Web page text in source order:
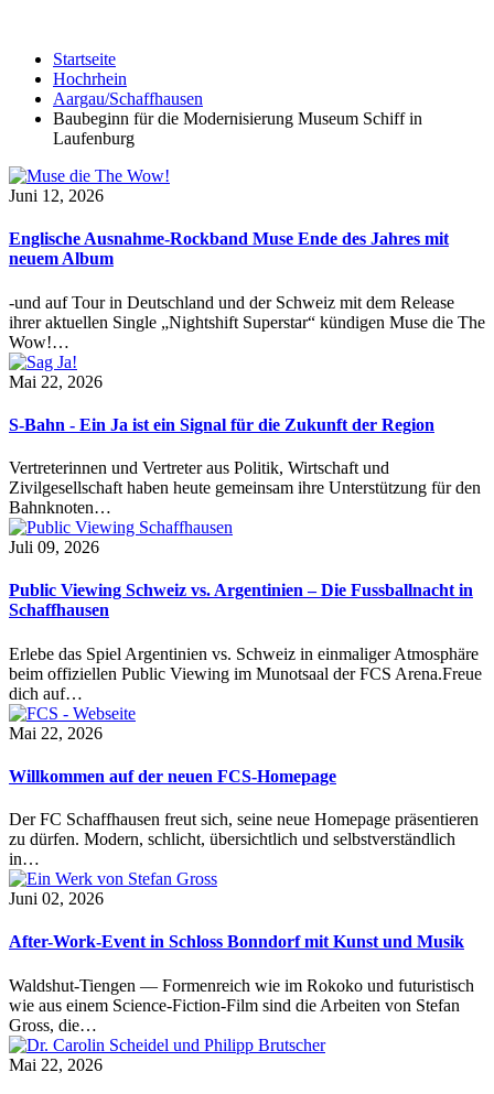
Startseite
Hochrhein
Aargau/Schaffhausen
Baubeginn für die Modernisierung Museum Schiff in
Laufenburg
Juni 12, 2026
Englische Ausnahme-Rockband Muse Ende des Jahres mit
neuem Album
-und auf Tour in Deutschland und der Schweiz mit dem Release
ihrer aktuellen Single „Nightshift Superstar“ kündigen Muse die The
Wow!…
Mai 22, 2026
S-Bahn - Ein Ja ist ein Signal für die Zukunft der Region
Vertreterinnen und Vertreter aus Politik, Wirtschaft und
Zivilgesellschaft haben heute gemeinsam ihre Unterstützung für den
Bahnknoten…
Juli 09, 2026
Public Viewing Schweiz vs. Argentinien – Die Fussballnacht in
Schaffhausen
Erlebe das Spiel Argentinien vs. Schweiz in einmaliger Atmosphäre
beim offiziellen Public Viewing im Munotsaal der FCS Arena.Freue
dich auf…
Mai 22, 2026
Willkommen auf der neuen FCS-Homepage
Der FC Schaffhausen freut sich, seine neue Homepage präsentieren
zu dürfen. Modern, schlicht, übersichtlich und selbstverständlich
in…
Juni 02, 2026
After-Work-Event in Schloss Bonndorf mit Kunst und Musik
Waldshut-Tiengen — Formenreich wie im Rokoko und futuristisch
wie aus einem Science-Fiction-Film sind die Arbeiten von Stefan
Gross, die…
Mai 22, 2026